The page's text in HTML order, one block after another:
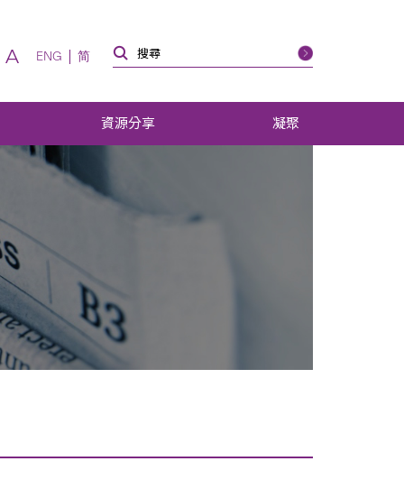
A ENG 简
資源分享 凝聚